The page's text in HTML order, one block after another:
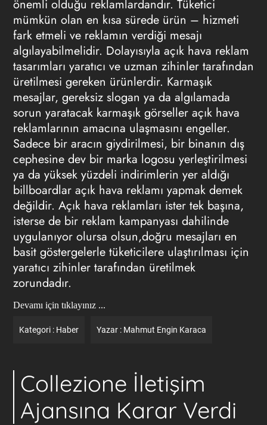
önemli olduğu reklamlardandır. Tüketici
mümkün olan en kısa sürede ürün – hizmeti
fark etmeli ve reklamın verdiği mesajı
algılayabilmelidir. Dolayısıyla açık hava reklam
tasarımları yaratıcı ve uzman zihinler tarafından
üretilmesi gereken ürünlerdir. Karmaşık
mesajlar, gereksiz slogan ya da algılamada
sorun yaratacak karmaşık görseller açık hava
reklamlarının amacına ulaşmasını engeller.
Sadece bir aracın giydirilmesi, bir binanın dış
cephesine dev bir marka logosu yerleştirilmesi
ya da yüksek yüzdeli indirimlerin yer aldığı
billboardlar açık hava reklamı yapmak demek
değildir. Açık hava reklamları ister tek başına,
isterse de bir reklam kampanyası dahilinde
uygulanıyor olursa olsun,doğru mesajları en
basit göstergelerle tüketicilere ulaştırılması için
yaratıcı zihinler tarafından üretilmek
zorundadır.
Devamı için tıklayınız ...
Kategori : Haber Yazar : Mahmut Engin Karaca
Collezione İletişim
Ajansına Karar Verdi